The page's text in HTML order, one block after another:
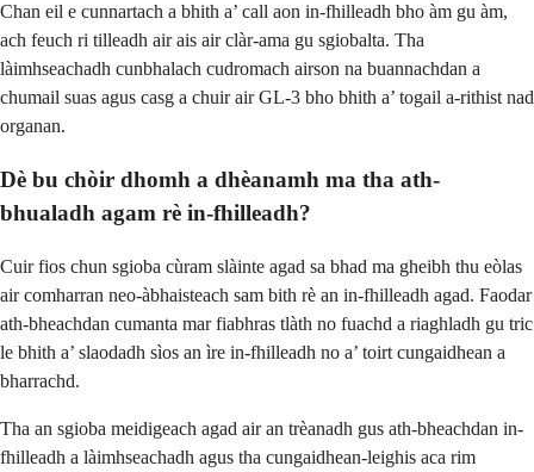
Chan eil e cunnartach a bhith a’ call aon in-fhilleadh bho àm gu àm,
ach feuch ri tilleadh air ais air clàr-ama gu sgiobalta. Tha
làimhseachadh cunbhalach cudromach airson na buannachdan a
chumail suas agus casg a chuir air GL-3 bho bhith a’ togail a-rithist nad
organan.
Dè bu chòir dhomh a dhèanamh ma tha ath-
bhualadh agam rè in-fhilleadh?
Cuir fios chun sgioba cùram slàinte agad sa bhad ma gheibh thu eòlas
air comharran neo-àbhaisteach sam bith rè an in-fhilleadh agad. Faodar
ath-bheachdan cumanta mar fiabhras tlàth no fuachd a riaghladh gu tric
le bhith a’ slaodadh sìos an ìre in-fhilleadh no a’ toirt cungaidhean a
bharrachd.
Tha an sgioba meidigeach agad air an trèanadh gus ath-bheachdan in-
fhilleadh a làimhseachadh agus tha cungaidhean-leighis aca rim